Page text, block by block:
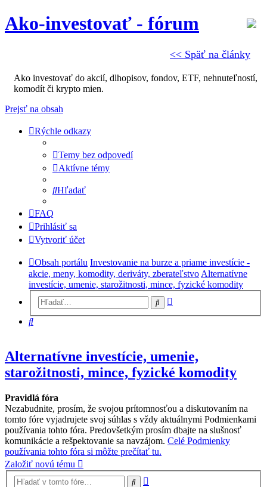
<< Späť na články
Ako-investovať - fórum
Ako investovať do akcií, dlhopisov, fondov, ETF, nehnuteľností,
komodít či krypto mien.
Prejsť na obsah
Rýchle odkazy
Temy bez odpovedí
Aktívne témy
Hľadať
FAQ
Prihlásiť sa
Vytvoriť účet
Obsah portálu Investovanie na burze a priame investície -
akcie, meny, komodity, deriváty, zberateľstvoAlternatívne
investície, umenie, starožitnosti, mince, fyzické komodity
Hľadať
Hľadať
Alternatívne investície, umenie,
starožitnosti, mince, fyzické komodity
Pravidlá fóra
Nezabudnite, prosím, že svojou prítomnosťou a diskutovaním na
tomto fóre vyjadrujete svoj súhlas s vždy aktuálnymi Podmienkami
používania tohto fóra. Predovšetkým prosím dbajte na slušnosť
komunikácie a rešpektovanie sa navzájom. Celé Podmienky
používania tohto fóra si môžte prečítať tu.
Založiť novú tému
Hľadať